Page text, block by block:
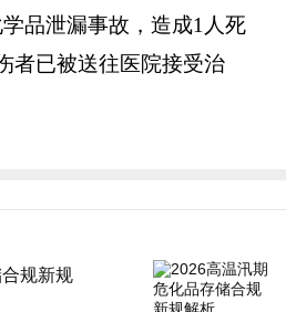
品泄漏事故，造成1人死
者已被送往医院接受治
规新规